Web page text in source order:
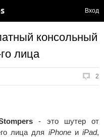
Вход
консольный
лица
2
- это шутер от
лица для iPhoneиiPad,